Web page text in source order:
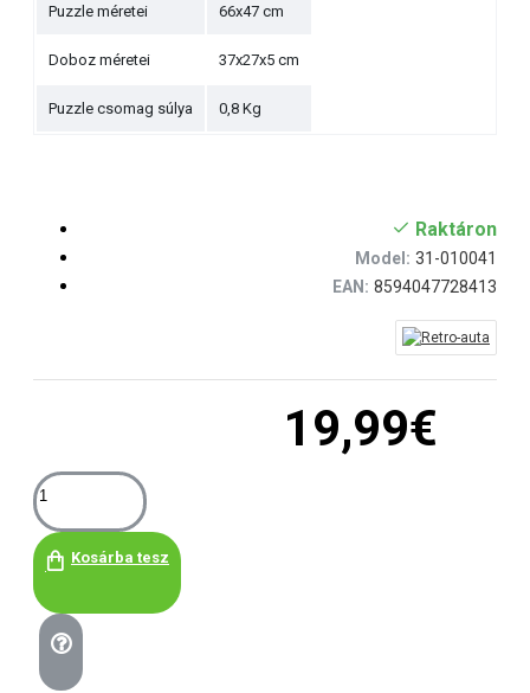
Puzzle méretei 66x47 cm
Doboz méretei 37x27x5 cm
Puzzle csomag súlya 0,8 Kg
19,99€
Raktáron
Model: 31-010041
EAN: 8594047728413
Kosárba tesz